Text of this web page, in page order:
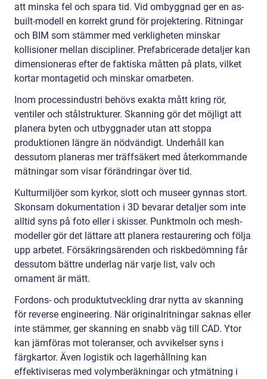
att minska fel och spara tid. Vid ombyggnad ger en as-
built-modell en korrekt grund för projektering. Ritningar
och BIM som stämmer med verkligheten minskar
kollisioner mellan discipliner. Prefabricerade detaljer kan
dimensioneras efter de faktiska måtten på plats, vilket
kortar montagetid och minskar omarbeten.
Inom processindustri behövs exakta mått kring rör,
ventiler och stålstrukturer. Skanning gör det möjligt att
planera byten och utbyggnader utan att stoppa
produktionen längre än nödvändigt. Underhåll kan
dessutom planeras mer träffsäkert med återkommande
mätningar som visar förändringar över tid.
Kulturmiljöer som kyrkor, slott och museer gynnas stort.
Skonsam dokumentation i 3D bevarar detaljer som inte
alltid syns på foto eller i skisser. Punktmoln och mesh-
modeller gör det lättare att planera restaurering och följa
upp arbetet. Försäkringsärenden och riskbedömning får
dessutom bättre underlag när varje list, valv och
ornament är mätt.
Fordons- och produktutveckling drar nytta av skanning
för reverse engineering. När originalritningar saknas eller
inte stämmer, ger skanning en snabb väg till CAD. Ytor
kan jämföras mot toleranser, och avvikelser syns i
färgkartor. Även logistik och lagerhållning kan
effektiviseras med volymberäkningar och ytmätning i